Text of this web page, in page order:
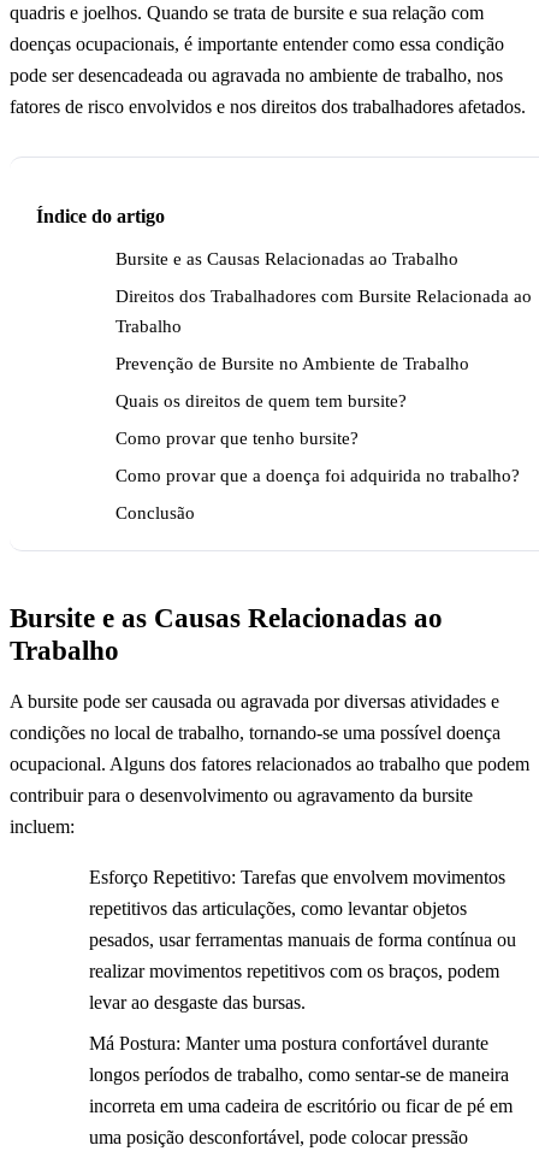
quadris e joelhos. Quando se trata de bursite e sua relação com
doenças ocupacionais, é importante entender como essa condição
pode ser desencadeada ou agravada no ambiente de trabalho, nos
fatores de risco envolvidos e nos direitos dos trabalhadores afetados.
Índice do artigo
Bursite e as Causas Relacionadas ao Trabalho
Direitos dos Trabalhadores com Bursite Relacionada ao
Trabalho
Prevenção de Bursite no Ambiente de Trabalho
Quais os direitos de quem tem bursite?
Como provar que tenho bursite?
Como provar que a doença foi adquirida no trabalho?
Conclusão
Bursite e as Causas Relacionadas ao
Trabalho
A bursite pode ser causada ou agravada por diversas atividades e
condições no local de trabalho, tornando-se uma possível doença
ocupacional. Alguns dos fatores relacionados ao trabalho que podem
contribuir para o desenvolvimento ou agravamento da bursite
incluem:
Esforço Repetitivo: Tarefas que envolvem movimentos
repetitivos das articulações, como levantar objetos
pesados, usar ferramentas manuais de forma contínua ou
realizar movimentos repetitivos com os braços, podem
levar ao desgaste das bursas.
Má Postura: Manter uma postura confortável durante
longos períodos de trabalho, como sentar-se de maneira
incorreta em uma cadeira de escritório ou ficar de pé em
uma posição desconfortável, pode colocar pressão